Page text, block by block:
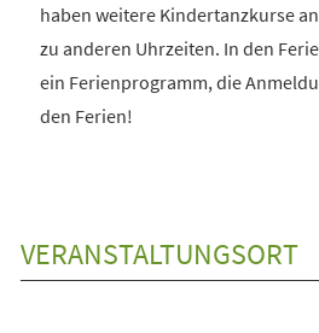
haben weitere Kindertanzkurse
zu anderen Uhrzeiten. In den
ein Ferienprogramm, die
den Ferien!
VERANSTALTUNGSORT